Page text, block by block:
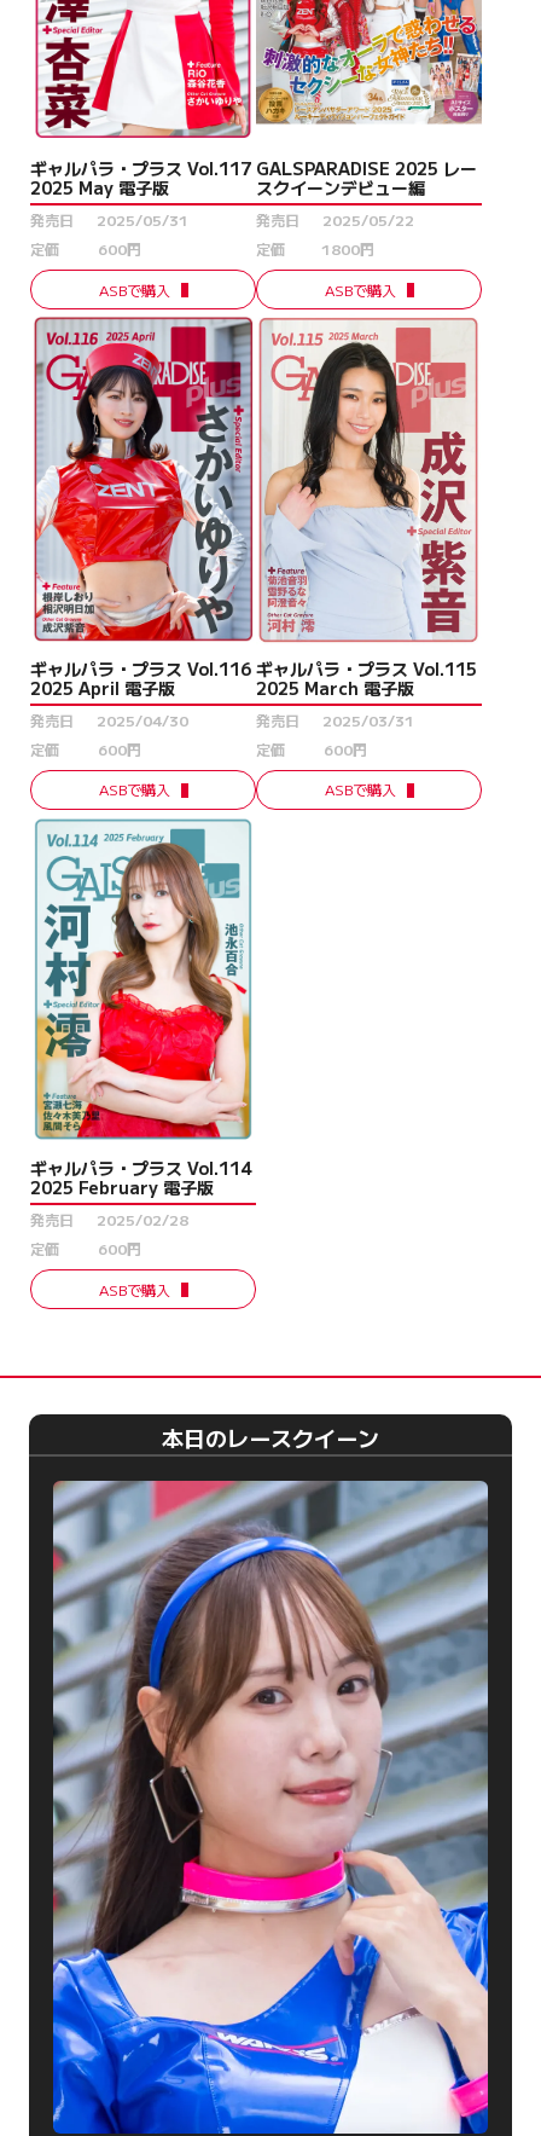
ギャルパラ・プラス Vol.117
2025 May 電子版
発売日
2025/05/31
定価
600円
ASBで購入
GALSPARADISE 2025 レー
スクイーンデビュー編
発売日
2025/05/22
定価
1800円
ASBで購入
ギャルパラ・プラス Vol.116
2025 April 電子版
発売日
2025/04/30
定価
600円
ASBで購入
ギャルパラ・プラス Vol.115
2025 March 電子版
発売日
2025/03/31
定価
600円
ASBで購入
ギャルパラ・プラス Vol.114
2025 February 電子版
発売日
2025/02/28
定価
600円
ASBで購入
本日のレースクイーン